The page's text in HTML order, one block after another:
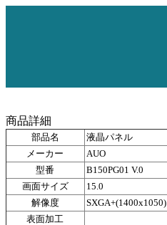
商品詳細
部品名
液晶パネル
メーカー
AUO
型番
B150PG01 V.0
画面サイズ
15.0
解像度
SXGA+(1400x1050)
表面加工